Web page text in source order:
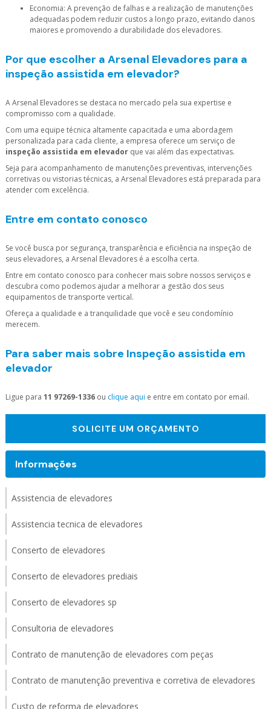
Economia: A prevenção de falhas e a realização de manutenções
adequadas podem reduzir custos a longo prazo, evitando danos
maiores e promovendo a durabilidade dos elevadores.
Por que escolher a Arsenal Elevadores para a
inspeção assistida em elevador?
A Arsenal Elevadores se destaca no mercado pela sua expertise e
compromisso com a qualidade.
Com uma equipe técnica altamente capacitada e uma abordagem
personalizada para cada cliente, a empresa oferece um serviço de
inspeção assistida em elevador que vai além das expectativas.
Seja para acompanhamento de manutenções preventivas, intervenções
corretivas ou vistorias técnicas, a Arsenal Elevadores está preparada para
atender com excelência.
Entre em contato conosco
Se você busca por segurança, transparência e eficiência na inspeção de
seus elevadores, a Arsenal Elevadores é a escolha certa.
Entre em contato conosco para conhecer mais sobre nossos serviços e
descubra como podemos ajudar a melhorar a gestão dos seus
equipamentos de transporte vertical.
Ofereça a qualidade e a tranquilidade que você e seu condomínio
merecem.
Para saber mais sobre Inspeção assistida em
elevador
Ligue para 11 97269-1336 ou clique aqui e entre em contato por email.
SOLICITE UM ORÇAMENTO
Informações
Assistencia de elevadores
Assistencia tecnica de elevadores
Conserto de elevadores
Conserto de elevadores prediais
Conserto de elevadores sp
Consultoria de elevadores
Contrato de manutenção de elevadores com peças
Contrato de manutenção preventiva e corretiva de elevadores
Custo de reforma de elevadores